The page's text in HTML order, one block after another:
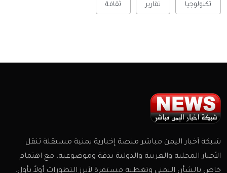
تكنولوجيا تقارير ثقافة
شبكة أخبار اليمن مباشر منصة إخبارية يمنية مستقلة تنقل
الأخبار المحلية والعربية والدولية بدقة وموضوعية، مع اهتمام
خاص بالشأن اليمني وتغطية مستمرة لأبرز التطورات أولاً بأول.